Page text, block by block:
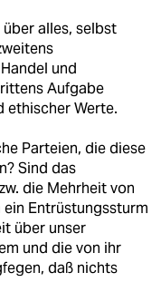
alles, selbst
und
Aufgabe
ethischer Werte.
Parteien, die diese
Sind das
die Mehrheit von
Entrüstungssturm
über unser
und die von ihr
daß nichts